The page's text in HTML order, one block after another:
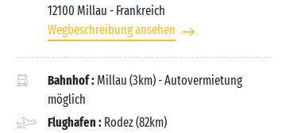
12100 Millau - Frankreich
Wegbeschreibung ansehen
Bahnhof : Millau (3km) - Autovermietung
möglich
Flughafen : Rodez (82km)